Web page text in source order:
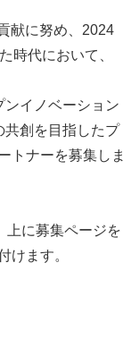
献に努め、2024
時代において、
イノベーション
共創を目指したプ
トナーを募集しま
上に募集ページを
けます。